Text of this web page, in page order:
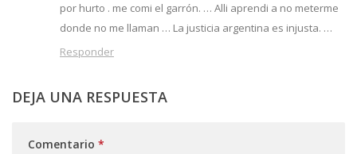
por hurto . me comi el garrón. … Alli aprendi a no meterme
donde no me llaman … La justicia argentina es injusta. …
Responder
DEJA UNA RESPUESTA
Comentario *